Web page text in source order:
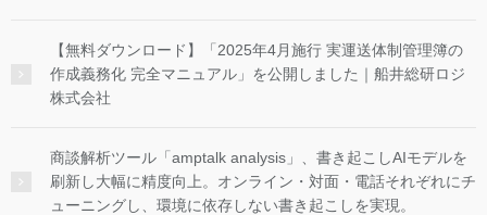
【無料ダウンロード】「2025年4月施行 実運送体制管理簿の
作成義務化 完全マニュアル」を公開しました｜船井総研ロジ
株式会社
商談解析ツール「amptalk analysis」、書き起こしAIモデルを
刷新し大幅に精度向上。オンライン・対面・電話それぞれにチ
ューニングし、環境に依存しない書き起こしを実現。